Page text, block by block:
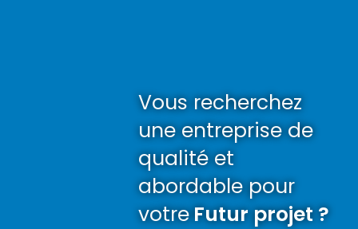
Vous recherchez
une entreprise de
qualité et
abordable pour
votreFutur projet ?